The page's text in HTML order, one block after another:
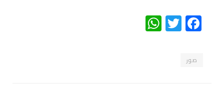
Facebook
Twitter
WhatsApp
صور